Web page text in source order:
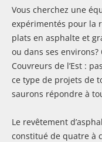
Vous cherchez une
expérimentés pour la
plats en asphalte et
ou dans ses environs?
Couvreurs de l’Est :
ce type de projets de
saurons répondre à
Le revêtement
constitué de quatre à